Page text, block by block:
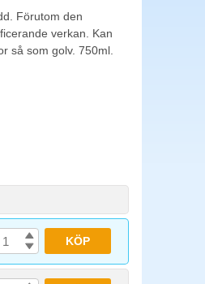
trivsel och visar att
Förutom den
verkan. Kan
så som golv. 750ml.
KÖP